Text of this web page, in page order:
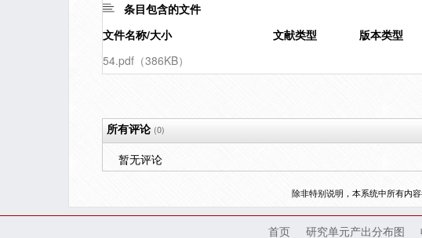
条目包含的文件
文件名称/大小
文献类型 版本类型
54.pdf（386KB）
所有评论(0)
暂无评论
除非特别说明，本系统中所有内
首页 研究单元产出分布图